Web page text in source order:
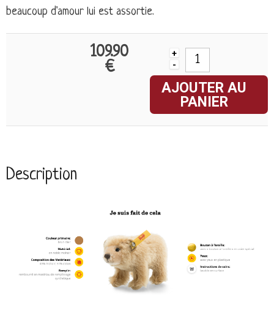
beaucoup d'amour lui est assortie.
109.90
€
+
-
AJOUTER AU
PANIER
Description